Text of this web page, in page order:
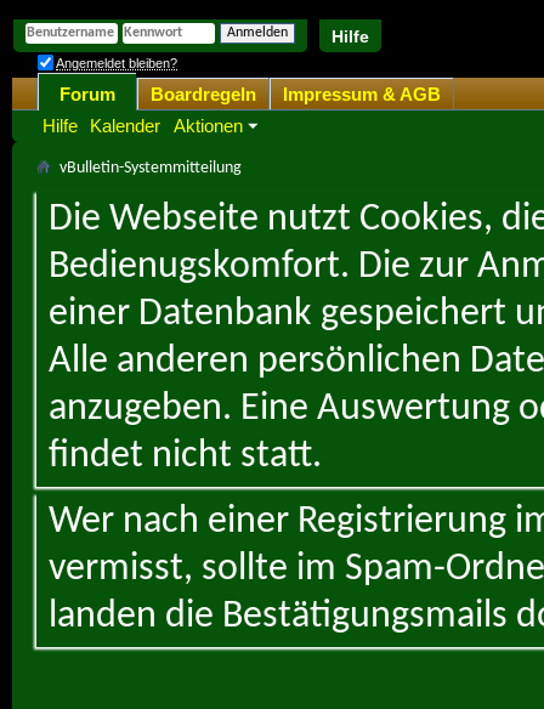
Hilfe
Angemeldet bleiben?
Forum
Hilfe
Kalender Aktionen
Boardregeln Impressum & AGB
vBulletin-Systemmitteilung
Die Webseite nutzt Cookies,
Bedienugskomfort. Die zur
einer Datenbank gespeichert
Alle anderen persönlichen
anzugeben. Eine Auswertung
findet nicht statt.
Wer nach einer Registrierung
vermisst, sollte im Spam-
landen die Bestätigungsmails